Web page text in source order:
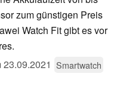
zum günstigen Preis
Watch Fit gibt es vor
23.09.2021 Smartwatch